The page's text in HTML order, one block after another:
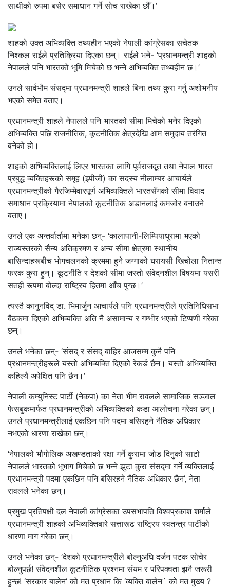
साथीको रुपमा बसेर समाधान गर्ने सोच राखेका छौँ।’
शाहको उक्त अभिव्यक्ति तथ्यहीन भएकाे नेपाली कांग्रेसका सचेतक
निश्कल राईले प्रतिक्रिया दिएका छन्। राईले भने- ‘प्रधानमन्त्री शाहको
नेपालले पनि भारतको भूमि मिचेको छ भन्ने अभिव्यक्ति तथ्यहीन छ।’
उनले सार्वभौम संसद्‍मा प्रधानमन्त्री शाहले बिना तथ्य कुरा गर्नु अशोभनीय
भएको समेत बताए।
प्रधानमन्त्री शाहले नेपालले पनि भारतको सीमा मिचेको भनेर दिएको
अभिव्यक्ति पछि राजनीतिक, कूटनीतिक क्षेत्रदेखि आम समुदाय तरंगित
बनेको हो।
शाहको अभिव्यक्तिलाई लिएर भारतका लागि पूर्वराजदूत तथा नेपाल भारत
प्रबुद्ध व्यक्तिहरूको समूह (इपीजी) का सदस्य नीलाम्बर आचार्यले
प्रधानमन्त्रीको गैरजिम्मेवारपूर्ण अभिव्यक्तिले भारतसँगको सीमा विवाद
समाधान प्रक्रियामा नेपालको कूटनीतिक अडानलाई कमजोर बनाउने
बताए।
उनले एक अन्तर्वार्तामा भनेका छन्- ‘कालापानी-लिम्पियाधुरामा भएको
राज्यस्तरको सैन्य अतिक्रमण र अन्य सीमा क्षेत्रमा स्थानीय
बासिन्दाहरूबीच भोगचलनको क्रममा हुने जग्गाको घरायसी खिचोला नितान्त
फरक कुरा हुन्। कूटनीति र देशको सीमा जस्तो संवेदनशील विषयमा यसरी
सतही रूपमा बोल्दा राष्ट्रिय हितमा आँच पुग्छ।’
त्यस्तै कानुनविद् डा. भिमार्जुन आचार्यले पनि प्रधानमन्त्रीले प्रतिनिधिसभा
बैठकमा दिएको अभिव्यक्ति अति नै असामान्य र गम्भीर भएको टिप्पणी गरेका
छन्।
उनले भनेका छन्- ‘संसद् र संसद् बाहिर आजसम्म कुनै पनि
प्रधानमन्त्रीहरूले यस्तो अभिव्यक्ति दिएको रेकर्ड छैन। यस्तो अभिव्यक्ति
कहिल्यै अपेक्षित पनि छैन।’
नेपाली कम्युनिस्ट पार्टी (नेकपा) का नेता भीम रावलले सामाजिक सञ्जाल
फेसबुकमार्फत प्रधानमन्त्रीको अभिव्यक्तिको कडा आलोचना गरेका छन्।
उनले प्रधानमन्त्रीलाई एकछिन पनि पदमा बसिरहने नैतिक अधिकार
नभएकाे धारणा राखेका छन्।
‘नेपालको भौगोलिक अखण्डताको रक्षा गर्ने कुरामा जोड दिनुको साटो
नेपालले भारतको भूभाग मिचेको छ भन्ने झुटा कुरा संसद्‍मा गर्ने व्यक्तिलाई
प्रधानमन्त्री पदमा एकछिन पनि बसिरहने नैतिक अधिकार छैन’, नेता
रावलले भनेका छन्।
प्रमुख प्रतिपक्षी दल नेपाली कांग्रेसका उपसभापति विश्वप्रकाश शर्माले
प्रधानमन्त्री शाहको अभिव्यक्तिबारे सत्तारूढ राष्ट्रिय स्वतन्त्र पार्टीको
धारणा माग गरेका छन्।
उनले भनेका छन्- ‘देशको प्रधानमन्त्रीले बोल्नुअघि दर्जन पटक सोचेर
बोल्नुपर्छ! संवेदनशील कूटनीतिक प्रश्नमा संयम र परिपक्वता झनै जरूरी
हुन्छ! ‘सरकार बालेन’ को मत प्रधान कि ‘व्यक्ति बालेन´ को मत मुख्य ?